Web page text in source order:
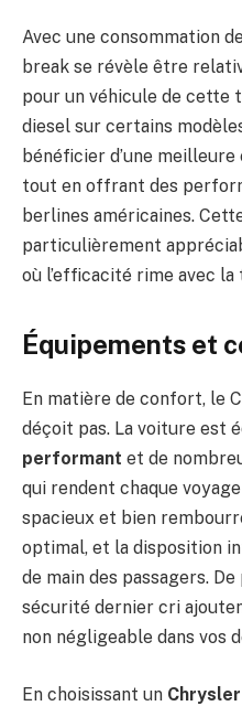
Avec une consommation de
break se révèle être
pour un véhicule de cette
diesel sur certains
bénéficier d’une
tout en offrant des
berlines américaines.
particulièrement
où l’efficacité rime avec
Équipements et
En matière de confort, le
déçoit pas. La voiture est
performant et de
qui rendent chaque
spacieux et bien
optimal, et la disposition
de main des passagers.
sécurité dernier cri
non négligeable dans vos
En choisissant un